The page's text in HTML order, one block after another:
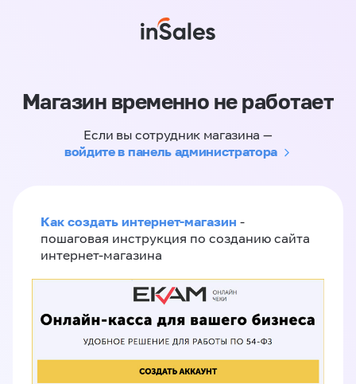
Магазин временно не работает
Если вы сотрудник магазина —
войдите в панель администратора
Как создать интернет-магазин -
пошаговая инструкция по созданию сайта
интернет-магазина